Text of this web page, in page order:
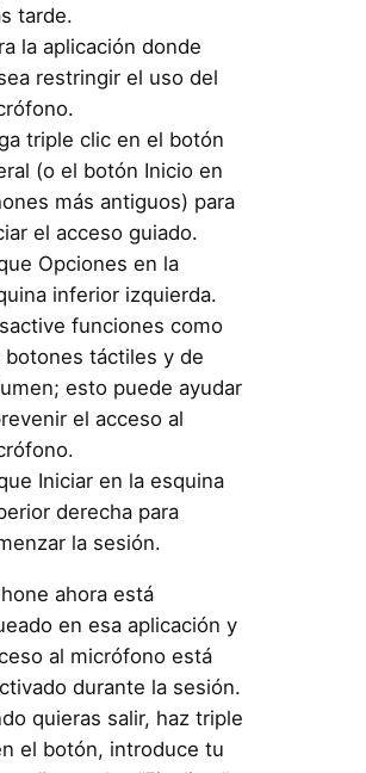
tarde.
la aplicación donde
restringir el uso del
triple clic en el botón
(o el botón Inicio en
más antiguos) para
el acceso guiado.
Opciones en la
inferior izquierda.
funciones como
botones táctiles y de
esto puede ayudar
el acceso al
Iniciar en la esquina
derecha para
la sesión.
ahora está
en esa aplicación y
al micrófono está
durante la sesión.
quieras salir, haz triple
el botón, introduce tu